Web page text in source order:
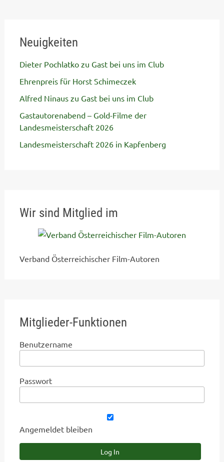
Neuigkeiten
Dieter Pochlatko zu Gast bei uns im Club
Ehrenpreis für Horst Schimeczek
Alfred Ninaus zu Gast bei uns im Club
Gastautorenabend – Gold-Filme der
Landesmeisterschaft 2026
Landesmeisterschaft 2026 in Kapfenberg
Wir sind Mitglied im
Verband Österreichischer Film-Autoren
Mitglieder-Funktionen
Benutzername
Passwort
Angemeldet bleiben